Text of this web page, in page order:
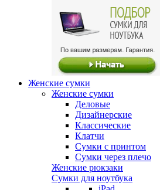
Женские сумки
Женские сумки
Деловые
Дизайнерские
Классические
Клатчи
Сумки с принтом
Сумки через плечо
Женские рюкзаки
Сумки для ноутбука